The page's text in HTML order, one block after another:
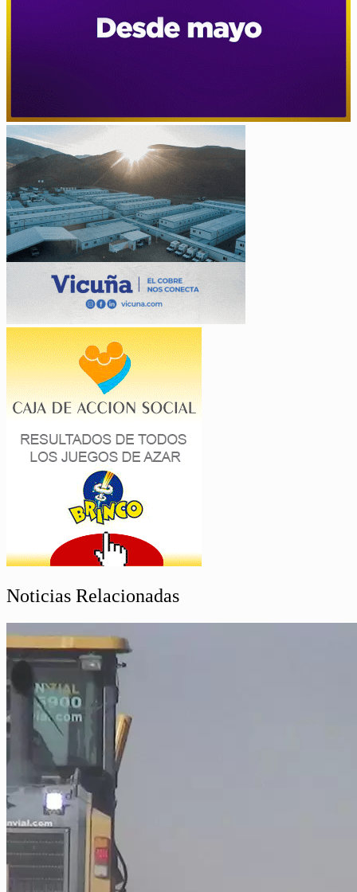
Noticias Relacionadas